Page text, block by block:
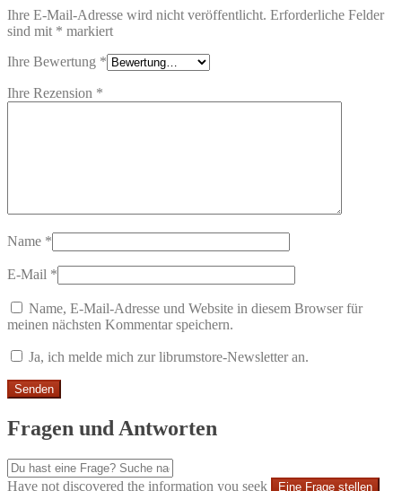
Ihre E-Mail-Adresse wird nicht veröffentlicht. Erforderliche Felder
sind mit * markiert
Ihre Bewertung *
Ihre Rezension *
Name *
E-Mail *
Name, E-Mail-Adresse und Website in diesem Browser für
meinen nächsten Kommentar speichern.
Ja, ich melde mich zur librumstore-Newsletter an.
Fragen und Antworten
Have not discovered the information you seek Eine Frage stellen